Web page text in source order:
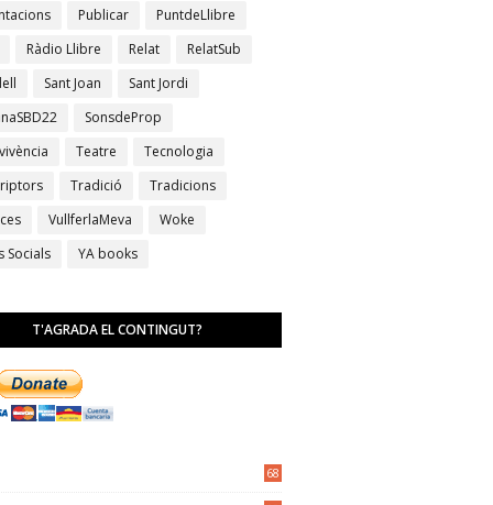
Publicar
PuntdeLlibre
Ràdio Llibre Relat
RelatSub
Sant Joan
Sant Jordi
SonsdeProp
Teatre
Tecnologia
Tradició
Tradicions
VullferlaMeva
Woke
Socials
YA books
T'AGRADA EL CONTINGUT?
68